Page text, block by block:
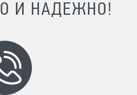
И НАДЕЖНО!